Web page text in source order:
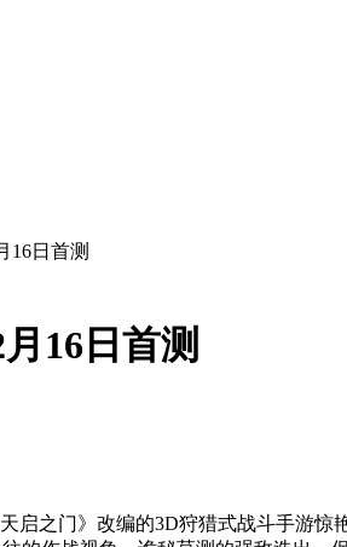
16日首测
16日首测
启之门》改编的3D狩猎式战斗手游